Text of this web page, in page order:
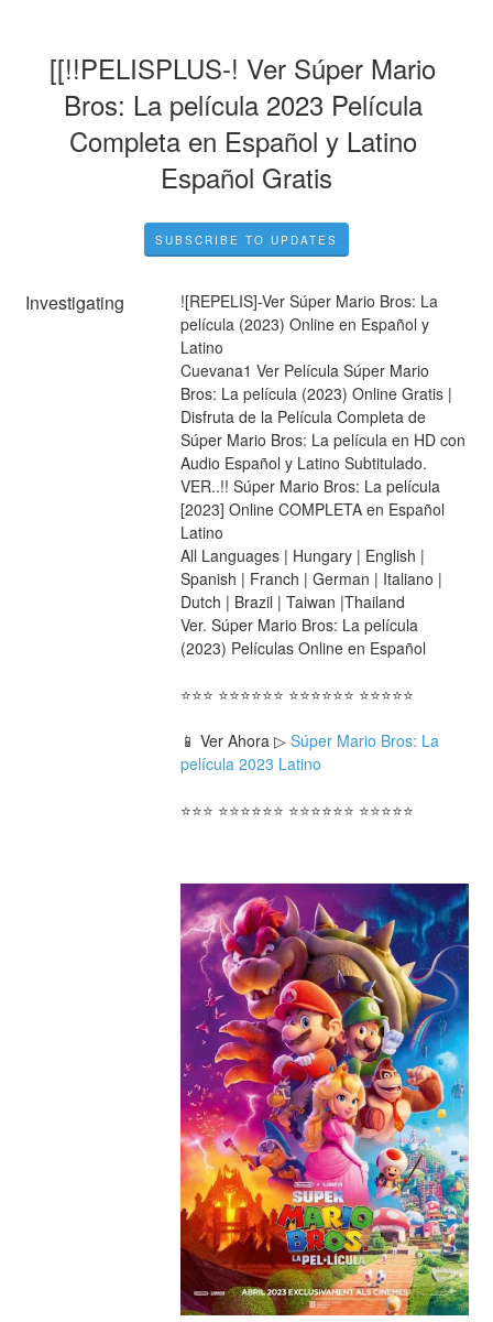
[[!!PELISPLUS-! Ver Súper Mario
Bros: La película 2023 Película
Completa en Español y Latino
Español Gratis
SUBSCRIBE TO UPDATES
Investigating
![REPELIS]-Ver Súper Mario Bros: La
película (2023) Online en Español y
Latino
Cuevana1 Ver Película Súper Mario
Bros: La película (2023) Online Gratis |
Disfruta de la Película Completa de
Súper Mario Bros: La película en HD con
Audio Español y Latino Subtitulado.
VER..!! Súper Mario Bros: La película
[2023] Online COMPLETA en Español
Latino
All Languages | Hungary | English |
Spanish | Franch | German | Italiano |
Dutch | Brazil | Taiwan |Thailand
Ver. Súper Mario Bros: La película
(2023) Películas Online en Español
⭐⭐⭐ ⭐⭐⭐⭐⭐⭐ ⭐⭐⭐⭐⭐⭐ ⭐⭐⭐⭐⭐
📱 Ver Ahora ▷ Súper Mario Bros: La
película 2023 Latino
⭐⭐⭐ ⭐⭐⭐⭐⭐⭐ ⭐⭐⭐⭐⭐⭐ ⭐⭐⭐⭐⭐